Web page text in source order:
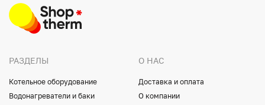
РАЗДЕЛЫ
Котельное оборудование
Водонагреватели и баки
О НАС
Доставка и оплата
О компании